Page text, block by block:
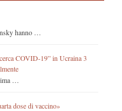
hanno …
COVID-19” in Ucraina 3
…
dose di vaccino»